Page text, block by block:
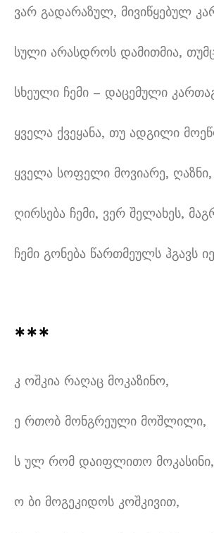
ვარ გადარაზულ, მივიწყებულ
სული არასდროს დამითმია,
სხეული ჩემი – დაცემული
ყველა ქვეყანა, თუ ადგილი
ყველა სოფელი მოვიარე, ღაზნი,
ღირსება ჩემი, ვერ შელახეს,
ჩემი გონება წართმეულს ჰგავს
***
კ ოშკია რაღაც მოკაზინო,
ე რთობ მონგრეული მოშლილი,
ს ულ რომ დაიფლითო მოკასინი,
ო ბი მოგეკიდოს კოშკივით,